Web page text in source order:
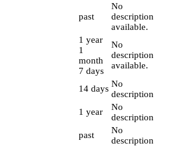
past
No
description
available.
1 year
1
month
7 days
No
description
available.
14 days No
description
1 year
No
description
past
No
description